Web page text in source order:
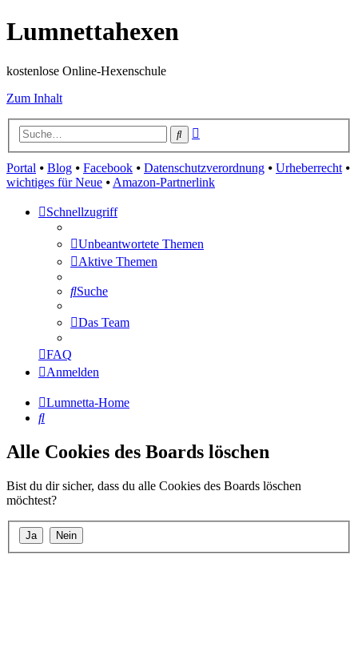
Lumnettahexen
kostenlose Online-Hexenschule
Zum Inhalt
Suche
Portal ⦁ Blog ⦁ Facebook ⦁ Datenschutzverordnung ⦁ Urheberrecht⦁
wichtiges für Neue ⦁Amazon-Partnerlink
Schnellzugriff
Unbeantwortete Themen
Aktive Themen
Suche
Das Team
FAQ
Anmelden
Lumnetta-Home
Suche
Alle Cookies des Boards löschen
Bist du dir sicher, dass du alle Cookies des Boards löschen
möchtest?